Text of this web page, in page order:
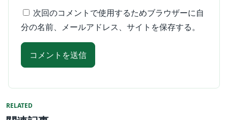
次回のコメントで使用するためブラウザーに自
分の名前、メールアドレス、サイトを保存する。
RELATED